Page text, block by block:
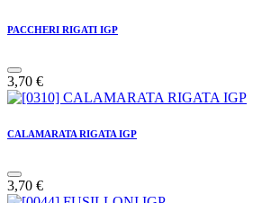
PACCHERI RIGATI IGP
3,70 €
CALAMARATA RIGATA IGP
3,70 €